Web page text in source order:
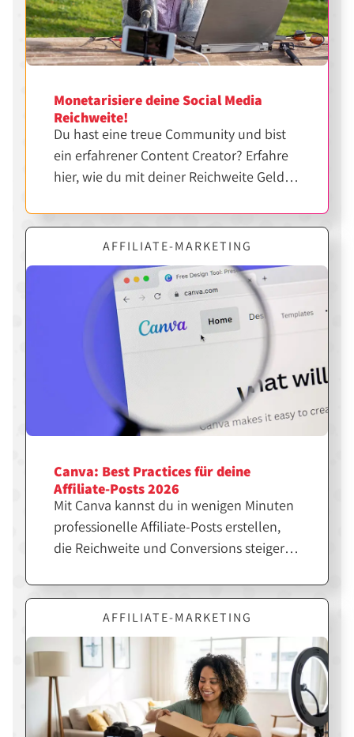
Monetarisiere deine Social Media
Reichweite!
Du hast eine treue Community und bist
ein erfahrener Content Creator? Erfahre
hier, wie du mit deiner Reichweite Geld
AFFILIATE-MARKETING
Canva: Best Practices für deine
Affiliate-Posts 2026
Mit Canva kannst du in wenigen Minuten
professionelle Affiliate-Posts erstellen,
die Reichweite und Conversions steigern.
Design, sondern die richtige Strategie
dahinter. Erfahre hier, wie du Canva
gezielt für erfolgreiche Affiliate-Inhalte
einsetzt.
AFFILIATE-MARKETING